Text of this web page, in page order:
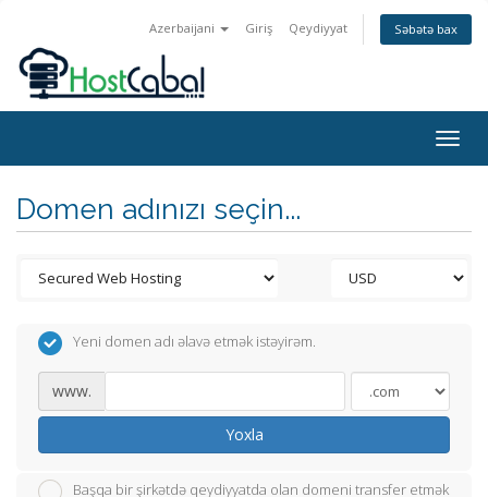
Azerbaijani Giriş Qeydiyyat Səbətə bax
Domen adınızı seçin...
Yeni domen adı əlavə etmək istəyirəm.
www.
Yoxla
Başqa bir şirkətdə qeydiyyatda olan domeni transfer etmək